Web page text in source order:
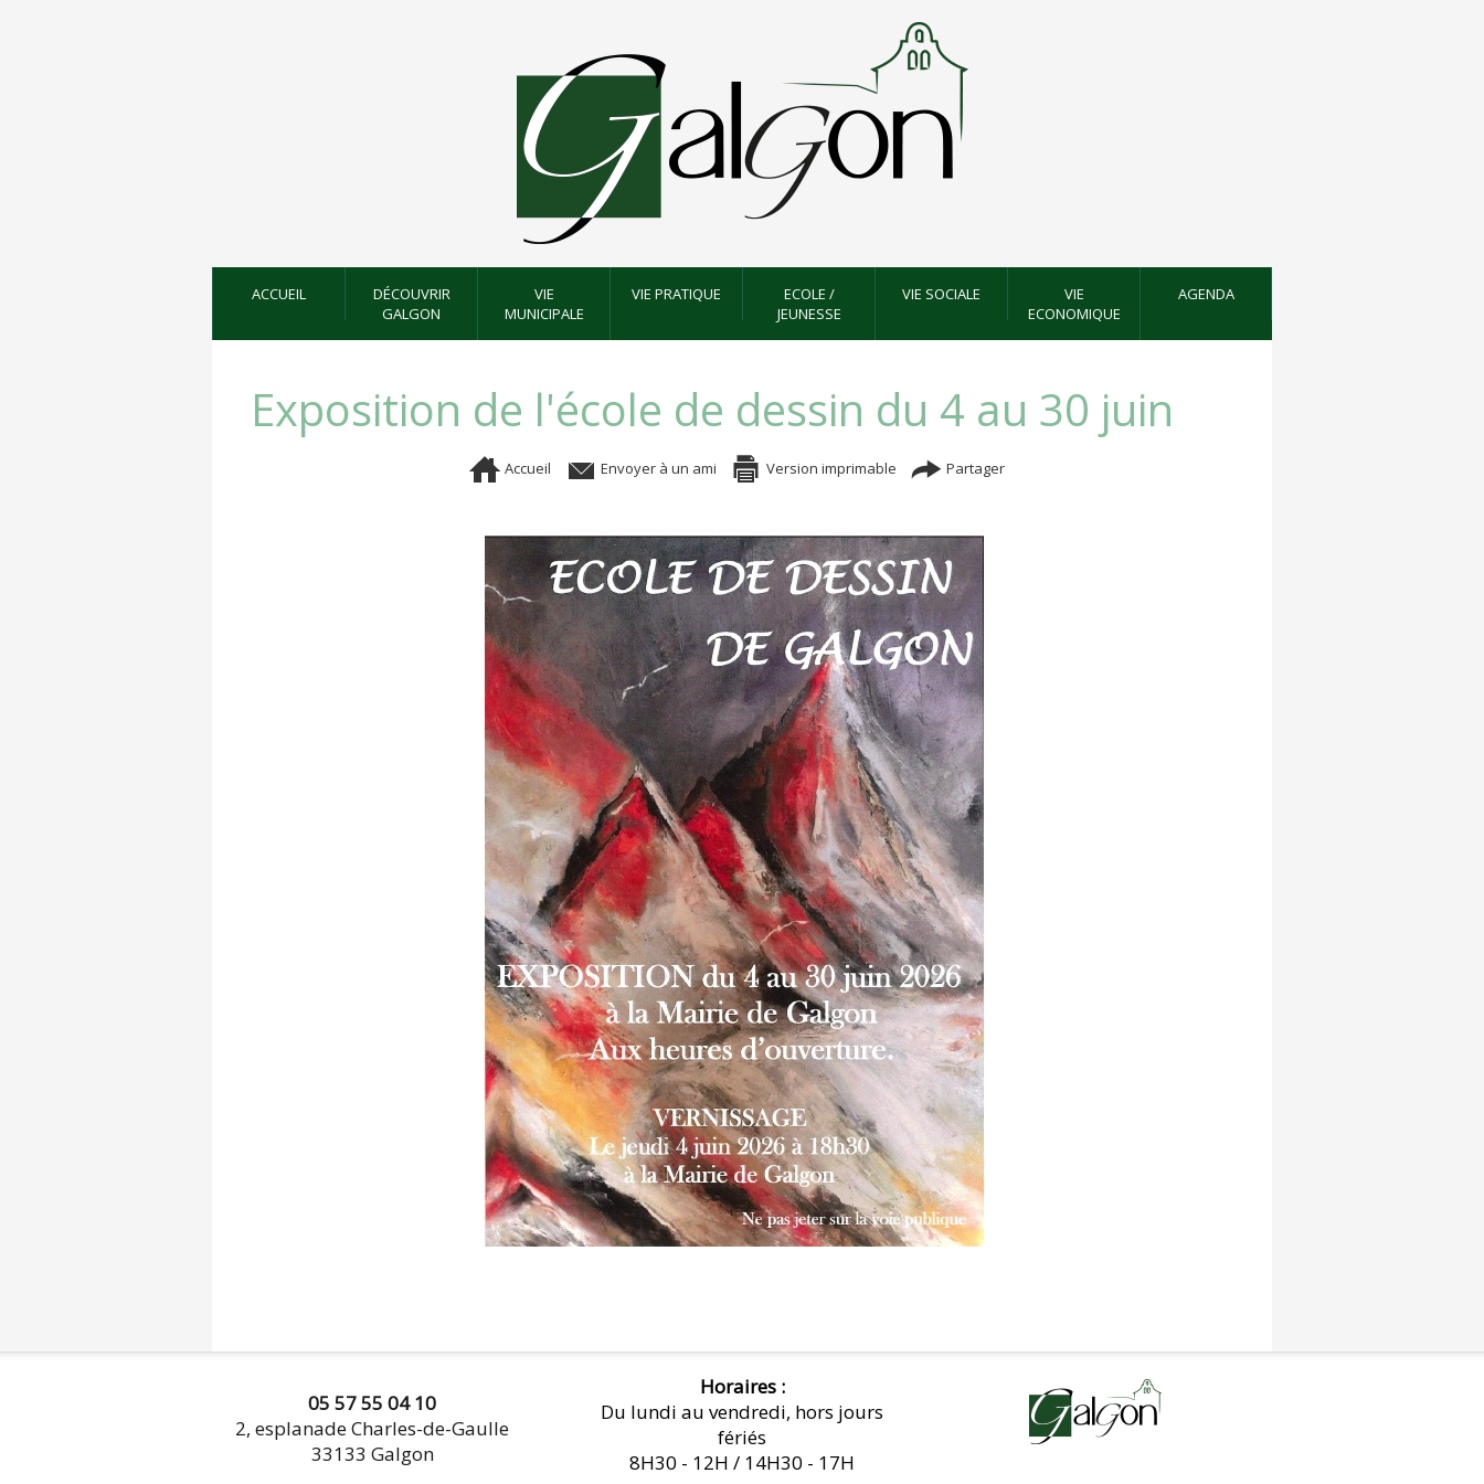
ACCUEIL
DÉCOUVRIR
GALGON
VIE
MUNICIPALE
VIE PRATIQUE
ECOLE /
JEUNESSE
VIE SOCIALE
VIE
ECONOMIQUE
AGENDA
Exposition de l'école de dessin du 4 au 30 juin
Accueil Envoyer à un ami Version imprimable Partager
05 57 55 04 10
2, esplanade Charles-de-Gaulle
33133 Galgon
Horaires :
Du lundi au vendredi, hors jours
fériés
8H30 - 12H / 14H30 - 17H